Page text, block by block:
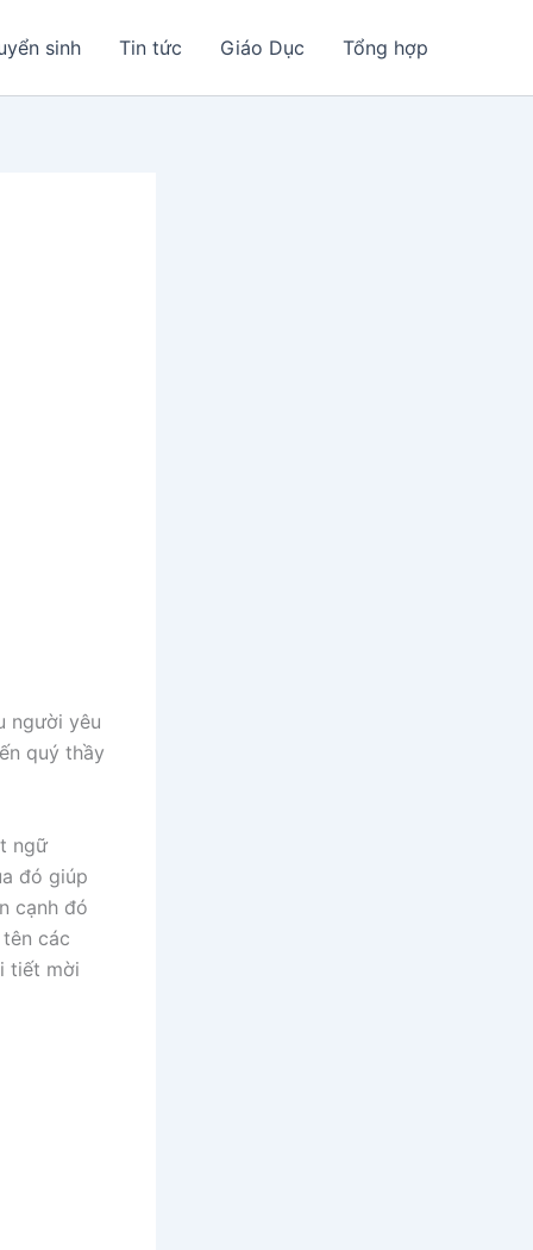
sinh Tin tức Giáo Dục Tổng hợp
người yêu
quý thầy
ngữ
đó giúp
cạnh đó
các
tiết mời